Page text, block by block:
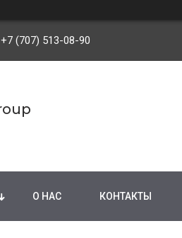
+7 (707) 513-08-90
О НАС КОНТАКТЫ